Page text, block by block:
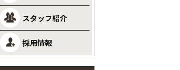
スタッフ紹介
採用情報